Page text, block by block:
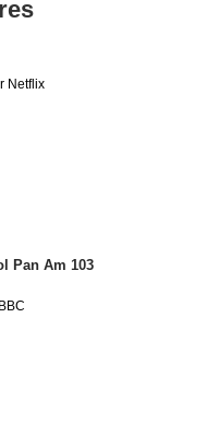
Netflix
Pan Am 103